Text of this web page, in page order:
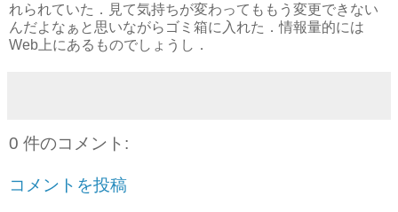
れられていた．見て気持ちが変わってももう変更できない
んだよなぁと思いながらゴミ箱に入れた．情報量的には
Web上にあるものでしょうし．
0 件のコメント:
コメントを投稿